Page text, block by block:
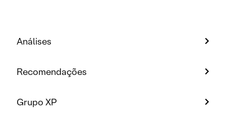
Análises
Recomendações
Grupo XP